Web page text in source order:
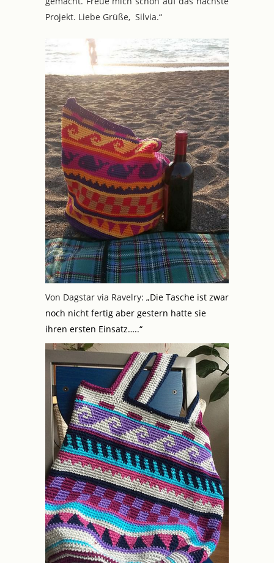
Projekt. Liebe Grüße, Silvia.“
Von Dagstar via Ravelry: „Die Tasche ist zwar
noch nicht fertig aber gestern hatte sie
ihren ersten Einsatz…..“